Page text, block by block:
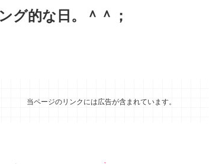
グ的な日。＾＾；
当ページのリンクには広告が含まれています。